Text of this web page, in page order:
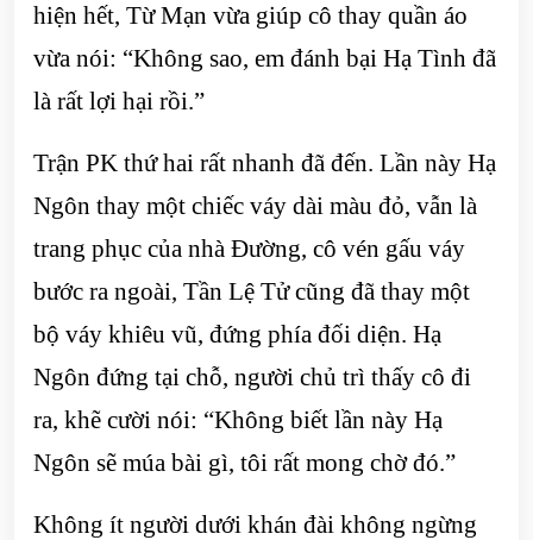
hiện hết, Từ Mạn vừa giúp cô thay quần áo
vừa nói: “Không sao, em đánh bại Hạ Tình đã
là rất lợi hại rồi.”
Trận PK thứ hai rất nhanh đã đến. Lần này Hạ
Ngôn thay một chiếc váy dài màu đỏ, vẫn là
trang phục của nhà Đường, cô vén gấu váy
bước ra ngoài, Tần Lệ Tử cũng đã thay một
bộ váy khiêu vũ, đứng phía đối diện. Hạ
Ngôn đứng tại chỗ, người chủ trì thấy cô đi
ra, khẽ cười nói: “Không biết lần này Hạ
Ngôn sẽ múa bài gì, tôi rất mong chờ đó.”
Không ít người dưới khán đài không ngừng